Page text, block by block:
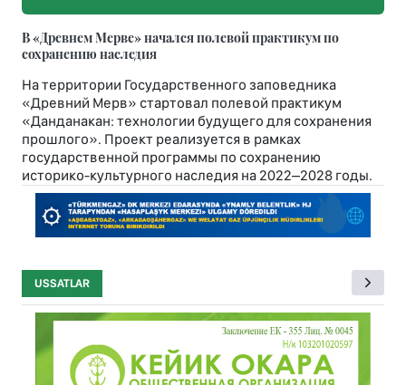
В «Древнем Мерве» начался полевой практикум по
сохранению наследия
На территории Государственного заповедника
«Древний Мерв» стартовал полевой практикум
«Данданакан: технологии будущего для сохранения
прошлого». Проект реализуется в рамках
государственной программы по сохранению
историко-культурного наследия на 2022–2028 годы.
USSATLAR